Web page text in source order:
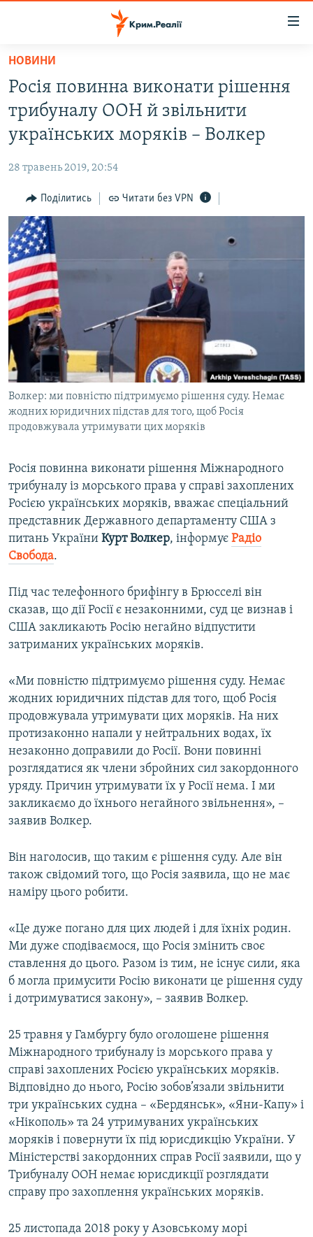
Перейти
основного
матеріалу
Перейти
до
основної
навігації
Перейти
до
пошуку
ВОДА.КРИМ
ВІДЕО ТА ФОТО
БЛОГИ
ПОГЛЯД
ІНТЕРВ'Ю
ВСЕ ЗА ДЕНЬ
СПЕЦПРОЕКТИ
ДЕПОРТАЦІЯ
ВІДЕОУРОКИ «ELIFBE»
СВІДЧЕННЯ ОКУПАЦІЇ
УКРАЇНСЬКА ПРОБЛЕМА КРИМУ
ІНФОГРАФІКА
ЯК ОБІЙТИ БЛОКУВАННЯ
Русский
Qırımtatar
ДОЛУЧАЙСЯ!
Усі сайти RFE/RL
НОВИНИ
Росія повинна виконати рішення
трибуналу ООН й звільнити
українських моряків – Волкер
28 травень 2019, 20:54
Поділитись Читати без VPN
Волкер: ми повністю підтримуємо рішення суду. Немає
жодних юридичних підстав для того, щоб Росія
продовжувала утримувати цих моряків
Росія повинна виконати рішення Міжнародного
трибуналу із морського права у справі захоплених
Росією українських моряків, вважає спеціальний
представник Державного департаменту США з
питань України Курт Волкер, інформує Радіо
Свобода.​
Під час телефонного брифінгу в Брюсселі він
сказав, що дії Росії є незаконними, суд це визнав і
США закликають Росію негайно відпустити
затриманих українських моряків.
«Ми повністю підтримуємо рішення суду. Немає
жодних юридичних підстав для того, щоб Росія
продовжувала утримувати цих моряків. На них
протизаконно напали у нейтральних водах, їх
незаконно доправили до Росії. Вони повинні
розглядатися як члени збройних сил закордонного
уряду. Причин утримувати їх у Росії нема. І ми
закликаємо до їхнього негайного звільнення», –
заявив Волкер.
Він наголосив, що таким є рішення суду. Але він
також свідомий того, що Росія заявила, що не має
наміру цього робити.
«Це дуже погано для цих людей і для їхніх родин.
Ми дуже сподіваємося, що Росія змінить своє
ставлення до цього. Разом із тим, не існує сили, яка
б могла примусити Росію виконати це рішення суду
і дотримуватися закону», – заявив Волкер.
25 травня у Гамбургу було оголошене рішення
Міжнародного трибуналу із морського права у
справі захоплених Росією українських моряків.
Відповідно до нього, Росію зобов’язали звільнити
три українських судна – «Бердянськ», «Яни-Капу» і
«Нікополь» та 24 утримуваних українських
моряків і повернути їх під юрисдикцію України.​ У
Міністерстві закордонних справ Росії заявили, що у
Трибуналу ООН немає юрисдикції розглядати
справу про захоплення українських моряків.
25 листопада 2018 року у Азовському морі